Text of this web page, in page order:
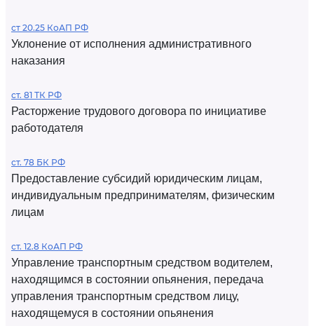
ст 20.25 КоАП РФ
Уклонение от исполнения административного
наказания
ст. 81 ТК РФ
Расторжение трудового договора по инициативе
работодателя
ст. 78 БК РФ
Предоставление субсидий юридическим лицам,
индивидуальным предпринимателям, физическим
лицам
ст. 12.8 КоАП РФ
Управление транспортным средством водителем,
находящимся в состоянии опьянения, передача
управления транспортным средством лицу,
находящемуся в состоянии опьянения